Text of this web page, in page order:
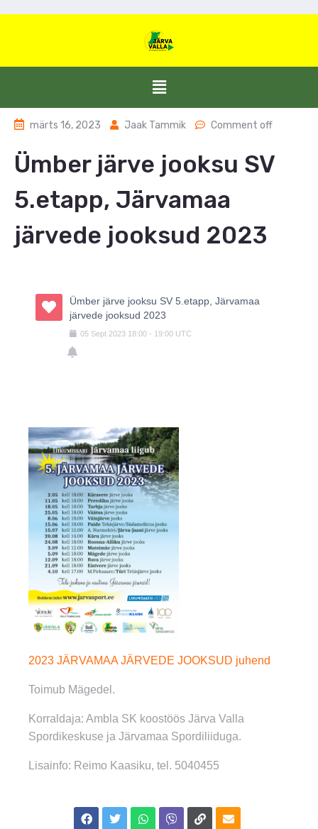
märts 16, 2023 Jaak Tammik Comment off
Ümber järve jooksu SV
5.etapp, Järvamaa
järvede jooksud 2023
Ümber järve jooksu SV 5.etapp, Järvamaa
järvede jooksud 2023
05 Sept 2023 18:00 - 19:00 UTC
2023 JÄRVAMAA JÄRVEDE JOOKSUD juhend
Toimub Mägedel.
Korraldaja: Ambla SK koostöös Järva Valla
Spordikeskuse ja Järvamaa Spordiliiduga.
Lisainfo: Reimo Kaasiku, tel. 5040455